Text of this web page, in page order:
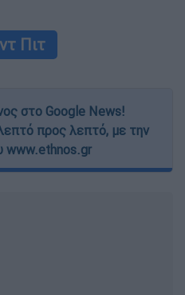
Πιτ
στο Google News!
προς λεπτό, με την
www.ethnos.gr